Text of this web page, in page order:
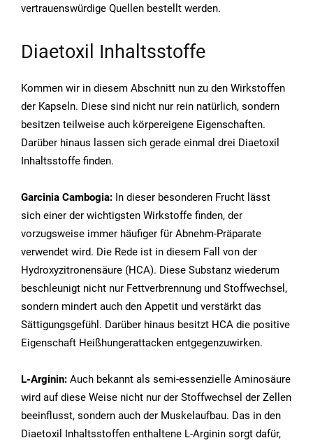
vertrauenswürdige Quellen bestellt werden.
Diaetoxil Inhaltsstoffe
Kommen wir in diesem Abschnitt nun zu den Wirkstoffen
der Kapseln. Diese sind nicht nur rein natürlich, sondern
besitzen teilweise auch körpereigene Eigenschaften.
Darüber hinaus lassen sich gerade einmal drei Diaetoxil
Inhaltsstoffe finden.
Garcinia Cambogia: In dieser besonderen Frucht lässt
sich einer der wichtigsten Wirkstoffe finden, der
vorzugsweise immer häufiger für Abnehm-Präparate
verwendet wird. Die Rede ist in diesem Fall von der
Hydroxyzitronensäure (HCA). Diese Substanz wiederum
beschleunigt nicht nur Fettverbrennung und Stoffwechsel,
sondern mindert auch den Appetit und verstärkt das
Sättigungsgefühl. Darüber hinaus besitzt HCA die positive
Eigenschaft Heißhungerattacken entgegenzuwirken.
L-Arginin: Auch bekannt als semi-essenzielle Aminosäure
wird auf diese Weise nicht nur der Stoffwechsel der Zellen
beeinflusst, sondern auch der Muskelaufbau. Das in den
Diaetoxil Inhaltsstoffen enthaltene L-Arginin sorgt dafür,